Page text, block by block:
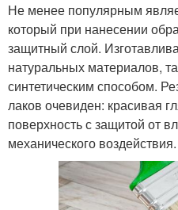
Не менее популярным
который при нанесении
защитный слой.
натуральных материалов,
синтетическим способом.
лаков очевиден: красивая
поверхность с защитой от
механического воздействия.